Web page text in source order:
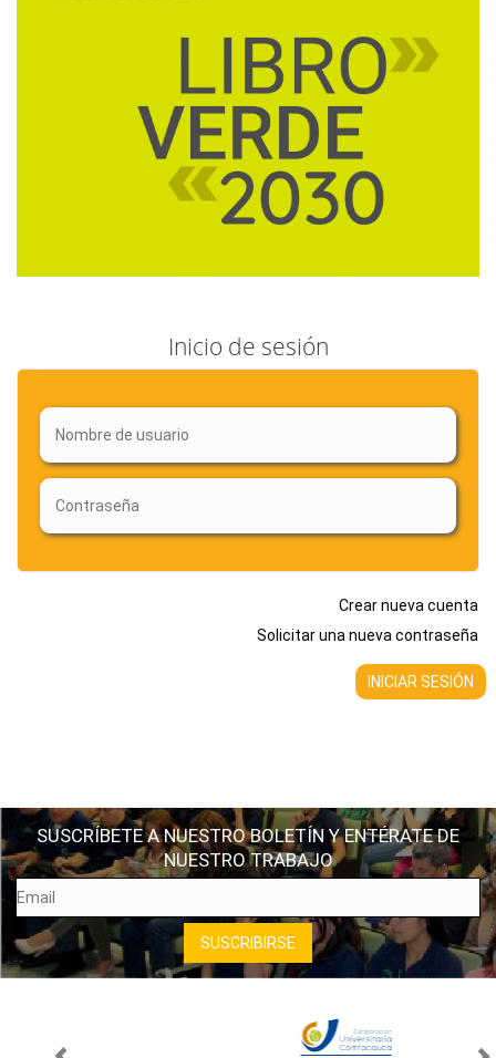
Inicio de sesión
Crear nueva cuenta
Solicitar una nueva contraseña
SUSCRÍBETE A NUESTRO BOLETÍN Y ENTÉRATE DE
NUESTRO TRABAJO